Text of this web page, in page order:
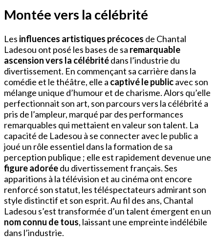
Montée vers la célébrité
Les influences artistiques précoces de Chantal
Ladesou ont posé les bases de sa remarquable
ascension vers la célébritédans l’industrie du
divertissement. En commençant sa carrière dans la
comédie et le théâtre, elle a captivé le publicavec son
mélange unique d’humour et de charisme. Alors qu’elle
perfectionnait son art, son parcours vers la célébrité a
pris de l’ampleur, marqué par des performances
remarquables qui mettaient en valeur son talent. La
capacité de Ladesou à se connecter avec le public a
joué un rôle essentiel dans la formation de sa
perception publique ; elle est rapidement devenue une
figure adoréedu divertissement français. Ses
apparitions à la télévision et au cinéma ont encore
renforcé son statut, les téléspectateurs admirant son
style distinctif et son esprit. Au fil des ans, Chantal
Ladesou s’est transformée d’un talent émergent en un
nom connu de tous, laissant une empreinte indélébile
dans l’industrie.